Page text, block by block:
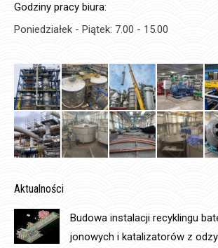
Godziny pracy biura:
Poniedziałek - Piątek: 7.00 - 15.00
Aktualności
Budowa instalacji recyklingu
jonowych i katalizatorów z